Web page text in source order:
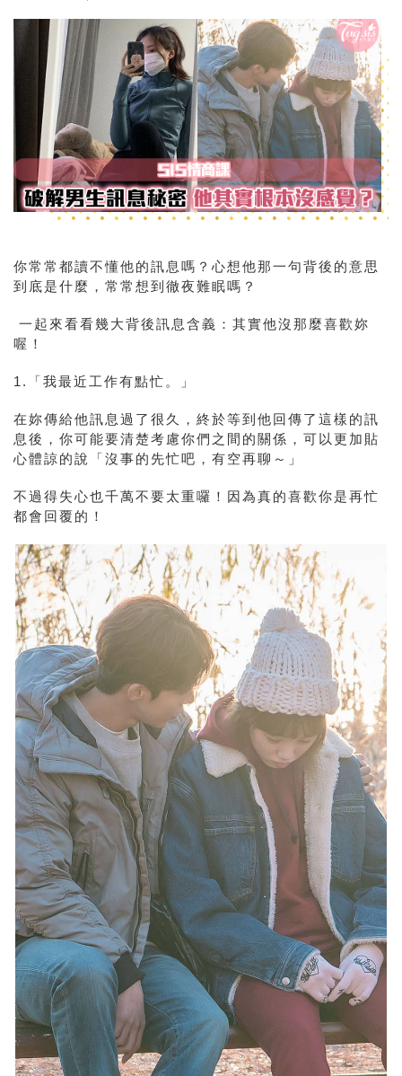
你常常都讀不懂他的訊息嗎？心想他那一句背後的意思
到底是什麼，常常想到徹夜難眠嗎？
一起來看看幾大背後訊息含義：其實他沒那麼喜歡妳
喔！
1.「我最近工作有點忙。」
在妳傳給他訊息過了很久，終於等到他回傳了這樣的訊
息後，你可能要清楚考慮你們之間的關係，可以更加貼
心體諒的說「沒事的先忙吧，有空再聊～」
不過得失心也千萬不要太重囉！因為真的喜歡你是再忙
都會回覆的！